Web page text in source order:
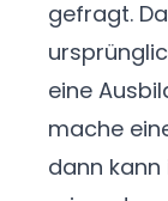
gefragt.
eine
mache
dann